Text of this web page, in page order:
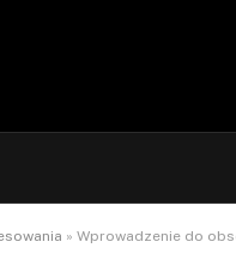
» Wprowadzenie do